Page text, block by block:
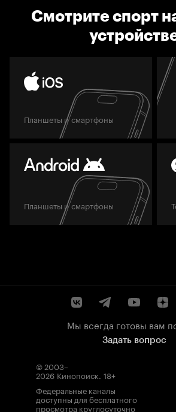
Смотрите спорт
Планшеты и смартфоны
Планшеты и смартфоны
Мы всегда готовы вам
Задать вопрос
© 2003–
2026 Кинопоиск. 18+
Федеральные каналы
доступны для бесплатного
просмотра круглосуточно